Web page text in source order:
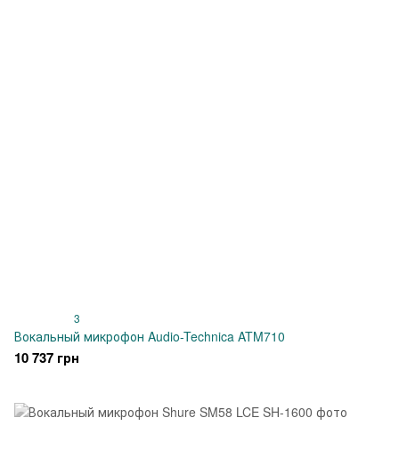
3
Вокальный микрофон Audio-Technica ATM710
10 737 грн